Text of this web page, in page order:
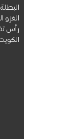
رأس